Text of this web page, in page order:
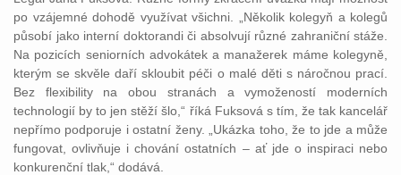
po vzájemné dohodě využívat všichni. „Několik kolegyň a kolegů
působí jako interní doktorandi či absolvují různé zahraniční stáže.
Na pozicích seniorních advokátek a manažerek máme kolegyně,
kterým se skvěle daří skloubit péči o malé děti s náročnou prací.
Bez flexibility na obou stranách a vymožeností moderních
technologií by to jen stěží šlo,“ říká Fuksová s tím, že tak kancelář
nepřímo podporuje i ostatní ženy. „Ukázka toho, že to jde a může
fungovat, ovlivňuje i chování ostatních – ať jde o inspiraci nebo
konkurenční tlak,“ dodává.